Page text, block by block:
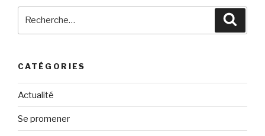
CATÉGORIES
Actualité
Se promener